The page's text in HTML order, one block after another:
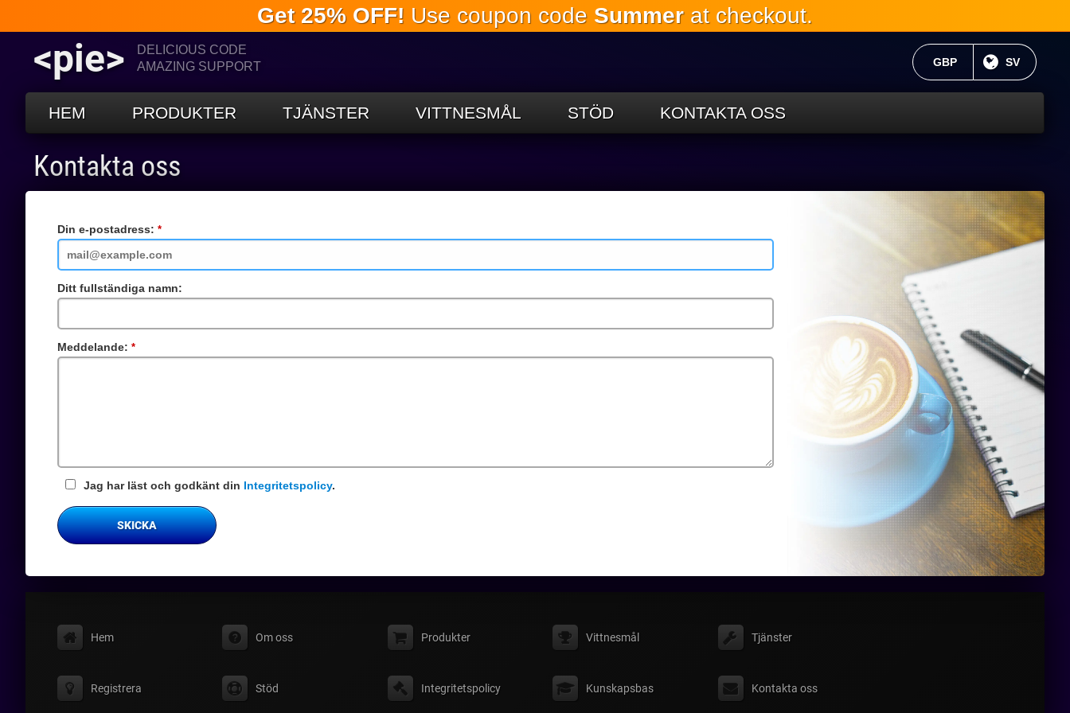
Hoppa till
huvudinnehållet
Get 25% OFF! Use coupon code Summerat checkout.
<pie>
DELICIOUS CODE
AMAZING SUPPORT
SV
AKTUELL VALUTA:
GBP
HEM PRODUKTER TJÄNSTER VITTNESMÅL STÖD KONTAKTA OSS
Kontakta oss
Din e-postadress:
fält
Ditt fullständiga namn:
Meddelande:
fält
Jag har läst och godkänt din Integritetspolicy.
SKICKA
Hem Om oss Produkter Vittnesmål Tjänster
Registrera Stöd Integritetspolicy Kunskapsbas Kontakta oss